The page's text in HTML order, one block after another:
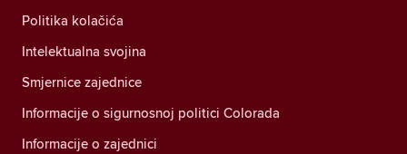
Politika kolačića
Intelektualna svojina
Smjernice zajednice
Informacije o sigurnosnoj politici Colorada
Informacije o zajednici